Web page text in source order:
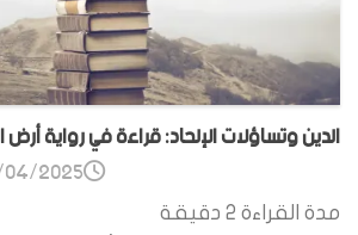
الدين وتساؤلات الإلحاد: قراءة في رواية أرض
2025
مدة القراءة 2 دقيقة